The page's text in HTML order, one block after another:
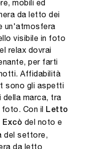
mobili ed
da letto dei
un'atmosfera
visibile in foto
relax dovrai
per farti
Affidabilità
sono gli aspetti
marca, tra
Con il Letto
Excò del noto e
del settore,
da letto